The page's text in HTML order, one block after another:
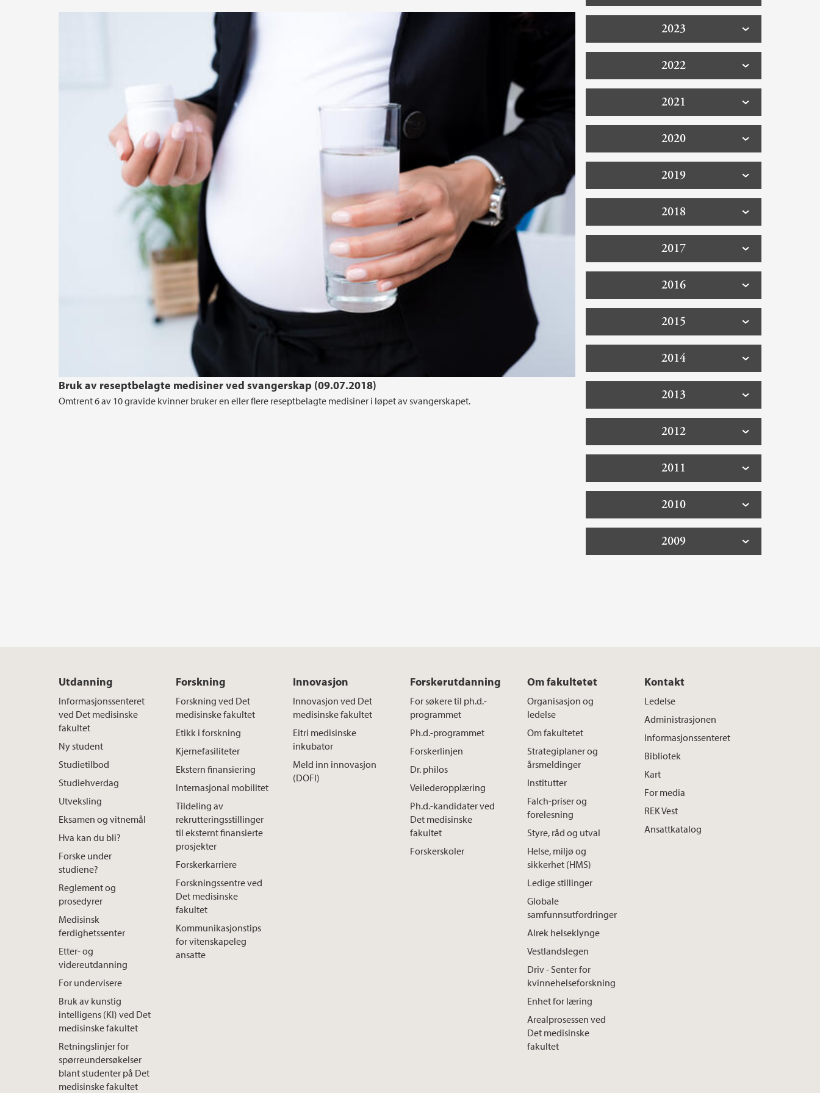
Bruk av reseptbelagte medisiner ved svangerskap (09.07.2018)
Omtrent 6 av 10 gravide kvinner bruker en eller flere reseptbelagte medisiner i løpet av svangerskapet.
2023
2022
2021
2020
2019
2018
2017
2016
2015
2014
2013
2012
2011
2010
2009
Utdanning
Informasjonssenteret
ved Det medisinske
fakultet
Ny student
Studietilbod
Studiehverdag
Utveksling
Eksamen og vitnemål
Hva kan du bli?
Forske under
studiene?
Reglement og
prosedyrer
Medisinsk
ferdighetssenter
Etter- og
videreutdanning
For undervisere
Bruk av kunstig
intelligens (KI) ved Det
medisinske fakultet
Retningslinjer for
spørreundersøkelser
blant studenter på Det
medisinske fakultet
Forskning
Forskning ved Det
medisinske fakultet
Etikk i forskning
Kjernefasiliteter
Ekstern finansiering
Internasjonal mobilitet
Tildeling av
rekrutteringsstillinger
til eksternt finansierte
prosjekter
Forskerkarriere
Forskningssentre ved
Det medisinske
fakultet
Kommunikasjonstips
for vitenskapeleg
ansatte
Innovasjon
Innovasjon ved Det
medisinske fakultet
Eitri medisinske
inkubator
Meld inn innovasjon
(DOFI)
Forskerutdanning
For søkere til ph.d.-
programmet
Ph.d.-programmet
Forskerlinjen
Dr. philos
Veilederopplæring
Ph.d.-kandidater ved
Det medisinske
fakultet
Forskerskoler
Om fakultetet
Organisasjon og
ledelse
Om fakultetet
Strategiplaner og
årsmeldinger
Institutter
Falch-priser og
forelesning
Styre, råd og utval
Helse, miljø og
sikkerhet (HMS)
Ledige stillinger
Globale
samfunnsutfordringer
Alrek helseklynge
Vestlandslegen
Driv - Senter for
kvinnehelseforskning
Enhet for læring
Arealprosessen ved
Det medisinske
fakultet
Kontakt
Ledelse
Administrasjonen
Informasjonssenteret
Bibliotek
Kart
For media
REK Vest
Ansattkatalog